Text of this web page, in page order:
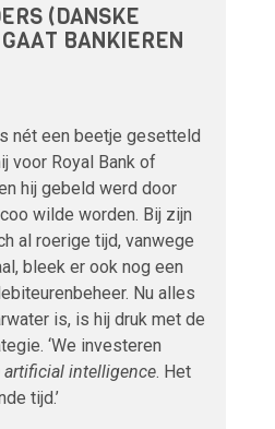
(DANSKE
BANKIEREN
nét een beetje gesetteld
voor Royal Bank of
hij gebeld werd door
wilde worden. Bij zijn
al roerige tijd, vanwege
bleek er ook nog een
Nu alles
is, is hij druk met de
‘We investeren
artificial intelligence. Het
tijd.’